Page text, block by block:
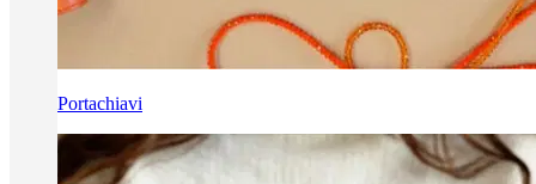
Portachiavi